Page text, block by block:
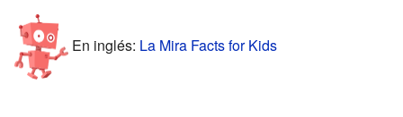
En inglés: La Mira Facts for Kids